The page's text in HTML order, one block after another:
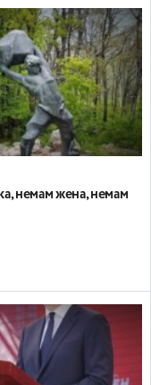
немам жена, немам